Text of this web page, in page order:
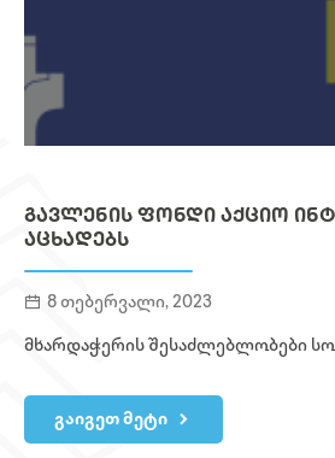
ᲒᲐᲕᲚᲔᲜᲘᲡ ᲤᲝᲜᲓᲘ ᲐᲥᲪᲘᲝ
ᲐᲪᲮᲐᲓᲔᲑᲡ
8 თებერვალი, 2023
მხარდაჭერის შესაძლებლობები
გაიგეთ მეტი